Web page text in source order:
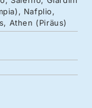
von
Sie
Küsten
Nafplio,
Athen (Piräus)